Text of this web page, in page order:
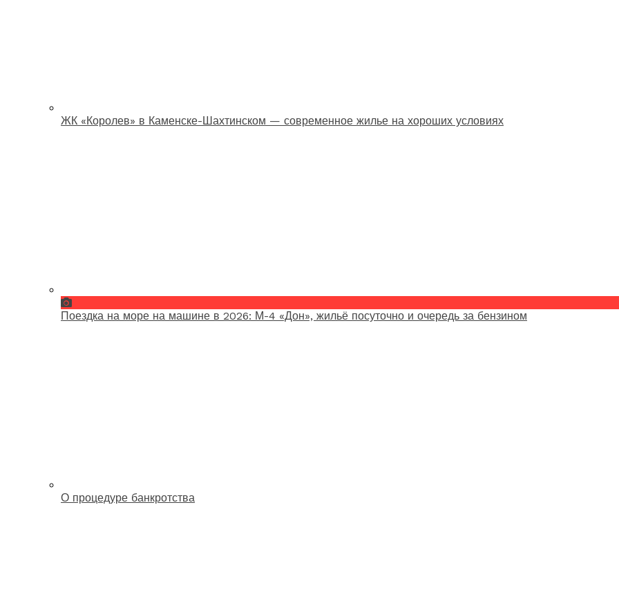
ЖК «Королев» в Каменске-Шахтинском — современное жилье на хороших условиях
Поездка на море на машине в 2026: М-4 «Дон», жильё посуточно и очередь за бензином
О процедуре банкротства